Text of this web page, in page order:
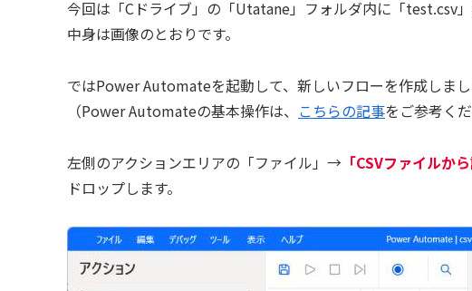
今回は「Cドライブ」の「Utatane」フォルダ内に「test.csv」
中身は画像のとおりです。
ではPower Automateを起動して、新しいフローを作成しまし
（Power Automateの基本操作は、 こちらの記事をご参考くだ
左側のアクションエリアの「ファイル」→ 「CSVファイルか
ドロップします。